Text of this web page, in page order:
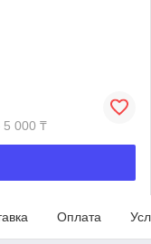
5 000 ₸
Оплата